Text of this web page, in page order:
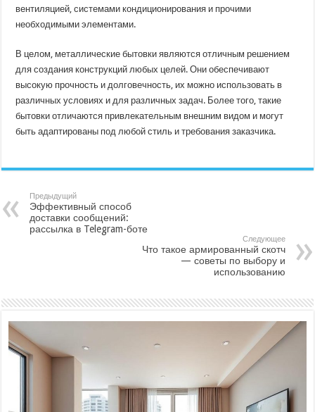
вентиляцией, системами кондиционирования и прочими
необходимыми элементами.
В целом, металлические бытовки являются отличным решением
для создания конструкций любых целей. Они обеспечивают
высокую прочность и долговечность, их можно использовать в
различных условиях и для различных задач. Более того, такие
бытовки отличаются привлекательным внешним видом и могут
быть адаптированы под любой стиль и требования заказчика.
Предыдущий
Эффективный способ
доставки сообщений:
рассылка в Telegram-боте
Следующее
Что такое армированный скотч
— советы по выбору и
использованию